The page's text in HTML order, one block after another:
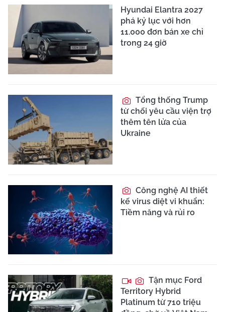
Hyundai Elantra 2027
phá kỷ lục với hơn
11.000 đơn bán xe chỉ
trong 24 giờ
Tổng thống Trump
từ chối yêu cầu viện trợ
thêm tên lửa của
Ukraine
Công nghệ AI thiết
kế virus diệt vi khuẩn:
Tiềm năng và rủi ro
Tận mục Ford
Territory Hybrid
Platinum từ 710 triệu